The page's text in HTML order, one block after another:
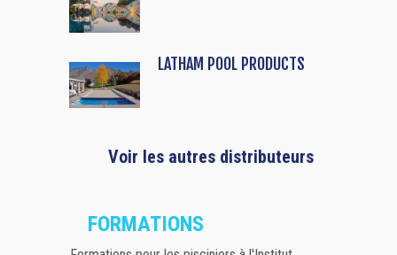
LATHAM POOL PRODUCTS
Voir les autres distributeurs
FORMATIONS